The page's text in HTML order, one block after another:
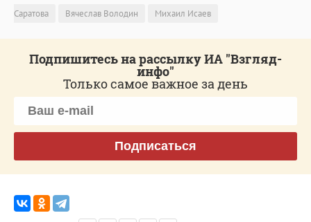
Саратова
Вячеслав Володин Михаил Исаев
Подпишитесь на рассылку ИА "Взгляд-
инфо"
Только самое важное за день
Подписаться